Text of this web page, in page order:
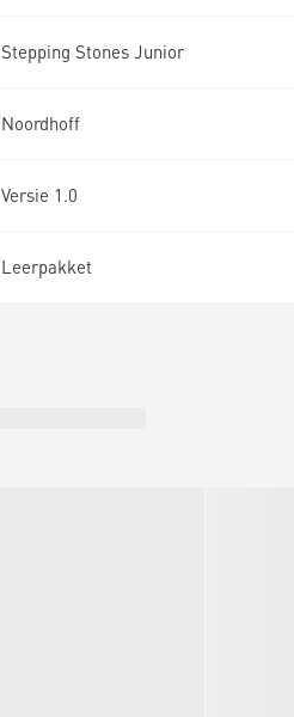
Stepping Stones Junior
Noordhoff
Versie 1.0
Leerpakket